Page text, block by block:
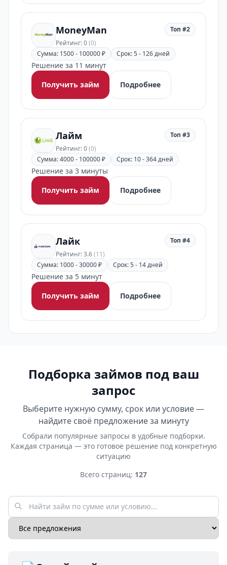
MoneyMan
Рейтинг: 0(0)
Топ #2
Сумма: 1500 - 100000 ₽ Срок: 5 - 126 дней
Решение за 11 минут
Получить займ
Подробнее
Лайм
Рейтинг: 0(0)
Топ #3
Сумма: 4000 - 100000 ₽ Срок: 10 - 364 дней
Решение за 3 минуты
Получить займ
Подробнее
Лайк
Рейтинг: 3.6(11)
Топ #4
Сумма: 1000 - 30000 ₽ Срок: 5 - 14 дней
Решение за 5 минут
Получить займ
Подробнее
Подборка займов под ваш
запрос
Выберите нужную сумму, срок или условие —
найдите своё предложение за минуту
Собрали популярные запросы в удобные подборки.
Каждая страница — это готовое решение под конкретную
ситуацию
Всего страниц: 127